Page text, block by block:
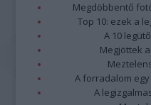
Megdöbbentő
Top 10: ezek a
A 10
Megjöttek
A forradalom
A